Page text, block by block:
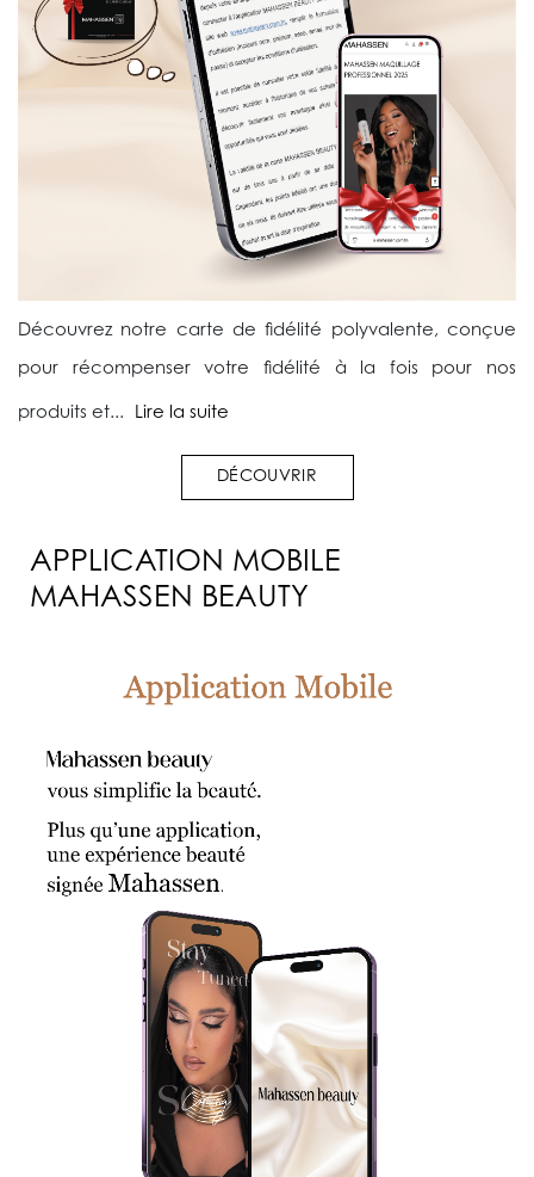
Découvrez notre carte de fidélité polyvalente, conçue
pour récompenser votre fidélité à la fois pour nos
produits et... Lire la suite
DÉCOUVRIR
APPLICATION MOBILE
MAHASSEN BEAUTY